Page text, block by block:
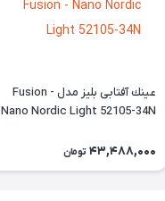
عينك آفتابی بليز مدل Fusion -
Nano Nordic Light 52105-34N
43,488,000 تومان